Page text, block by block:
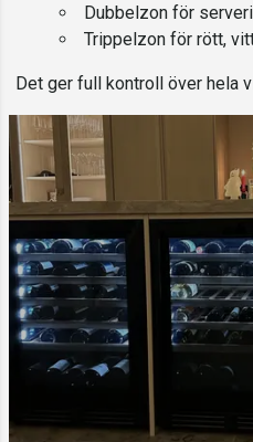
Dubbelzon för
Trippelzon för rött,
Det ger full kontroll över hela